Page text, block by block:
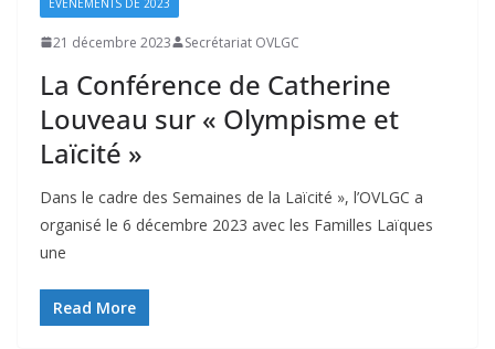
21 décembre 2023 Secrétariat OVLGC
La Conférence de Catherine
Louveau sur « Olympisme et
Laïcité »
Dans le cadre des Semaines de la Laïcité », l’OVLGC a
organisé le 6 décembre 2023 avec les Familles Laïques
une
Read More